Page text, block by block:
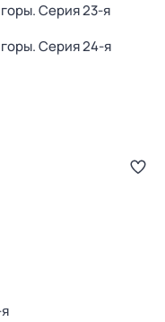
. Серия 23-я
. Серия 24-я